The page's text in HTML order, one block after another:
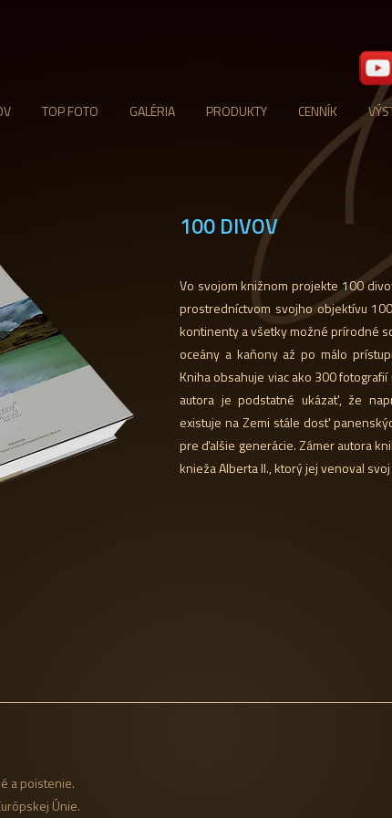
TOP FOTO GALÉRIA PRODUKTY CENNÍK
100 DIVOV
Vo svojom knižnom projekte 100
prostredníctvom svojho objektívu
kontinenty a všetky možné prírodné
oceány a kaňony až po málo
Kniha obsahuje viac ako 300
autora je podstatné ukázať, že
existuje na Zemi stále dosť
pre ďalšie generácie. Zámer autora
knieža Alberta II., ktorý jej venoval
a poistenie.
Únie.